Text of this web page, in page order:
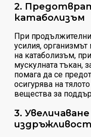
2.
катаболизъм
При
усилия,
на катаболизъм,
мускулната тъкан,
помага да се
осигурява на
вещества за
3.